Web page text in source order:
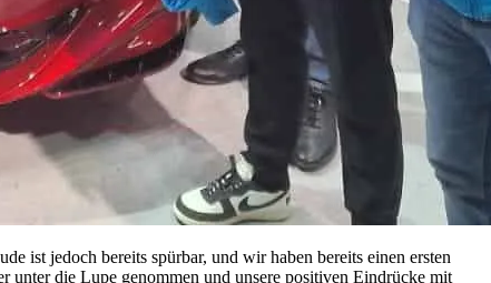
ist jedoch bereits spürbar, und wir haben bereits einen ersten
unter die Lupe genommen und unsere positiven Eindrücke mit